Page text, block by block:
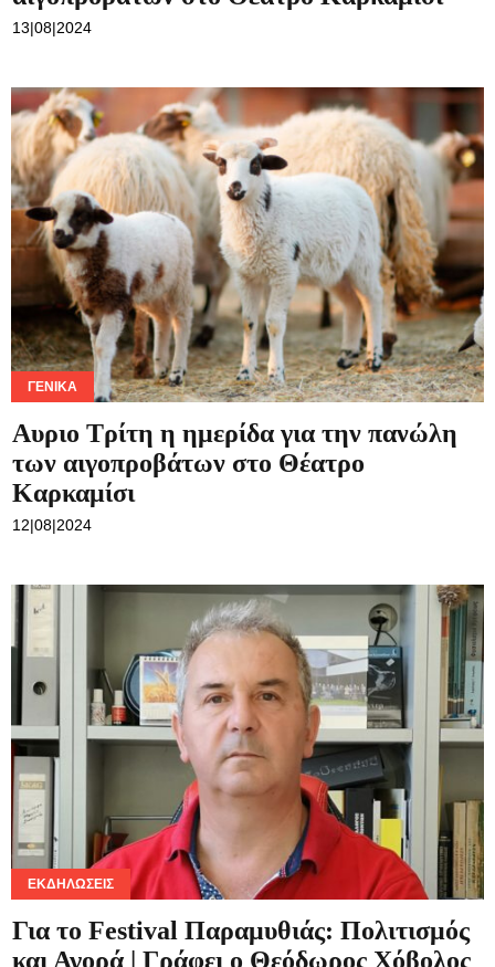
13|08|2024
ΓΕΝΙΚΆ
Αυριο Τρίτη η ημερίδα για την πανώλη
των αιγοπροβάτων στο Θέατρο
Καρκαμίσι
12|08|2024
ΕΚΔΗΛΏΣΕΙΣ
Για το Festival Παραμυθιάς: Πολιτισμός
και Αγορά | Γράφει ο Θεόδωρος Χόβολος